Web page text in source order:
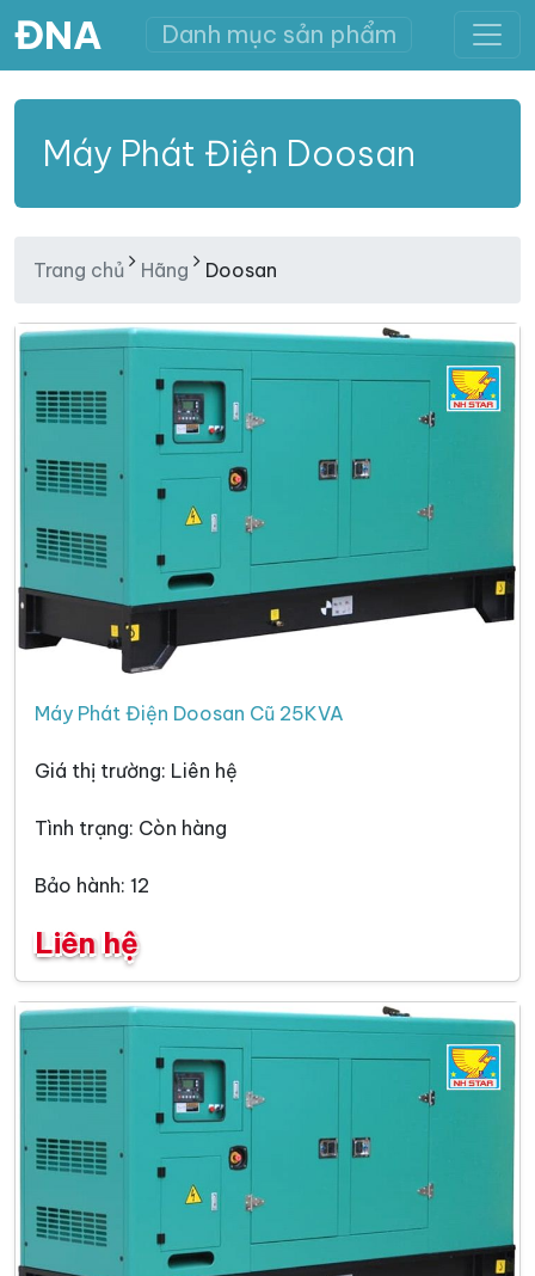
ĐNA Danh mục sản phẩm
Máy Phát Điện Doosan
Trang chủ Hãng Doosan
Máy Phát Điện Doosan Cũ 25KVA
Giá thị trường: Liên hệ
Tình trạng: Còn hàng
Bảo hành: 12
Liên hệ